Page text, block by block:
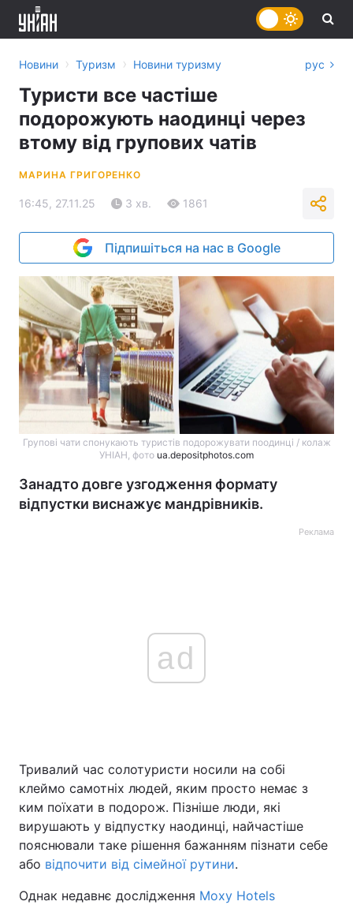
Головна Війна
Україна Політика
Економіка Світ
Новини › Туризм › Новини туризму рус
Туристи все частіше
подорожують наодинці через
втому від групових чатів
МАРИНА ГРИГОРЕНКО
16:45, 27.11.25 3 хв. 1861
Підпишіться на нас в Google
Групові чати спонукають туристів подорожувати поодинці / колаж
УНІАН, фото ua.depositphotos.com
Занадто довге узгодження формату
відпустки виснажує мандрівників.
Реклама
ad
Тривалий час солотуристи носили на собі
клеймо самотніх людей, яким просто немає з
ким поїхати в подорож. Пізніше люди, які
вирушають у відпустку наодинці, найчастіше
пояснювали таке рішення бажанням пізнати себе
або відпочити від сімейної рутини.
Однак недавнє дослідження Moxy Hotels